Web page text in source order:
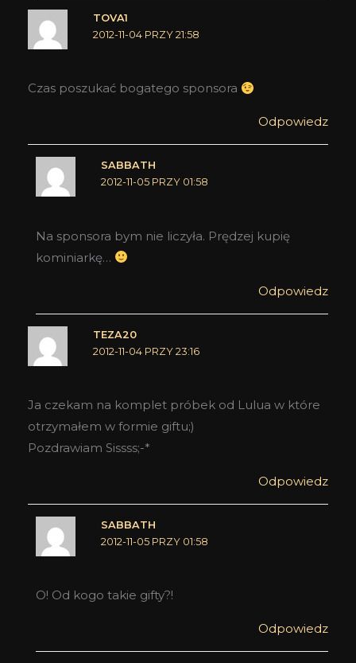
TOVA1
2012-11-04 PRZY 21:58
Czas poszukać bogatego sponsora
Odpowiedz
SABBATH
2012-11-05 PRZY 01:58
Na sponsora bym nie liczyła. Prędzej kupię
kominiarkę…
Odpowiedz
TEZA20
2012-11-04 PRZY 23:16
Ja czekam na komplet próbek od Lulua w które
otrzymałem w formie giftu;)
Pozdrawiam Sissss;-*
Odpowiedz
SABBATH
2012-11-05 PRZY 01:58
O! Od kogo takie gifty?!
Odpowiedz